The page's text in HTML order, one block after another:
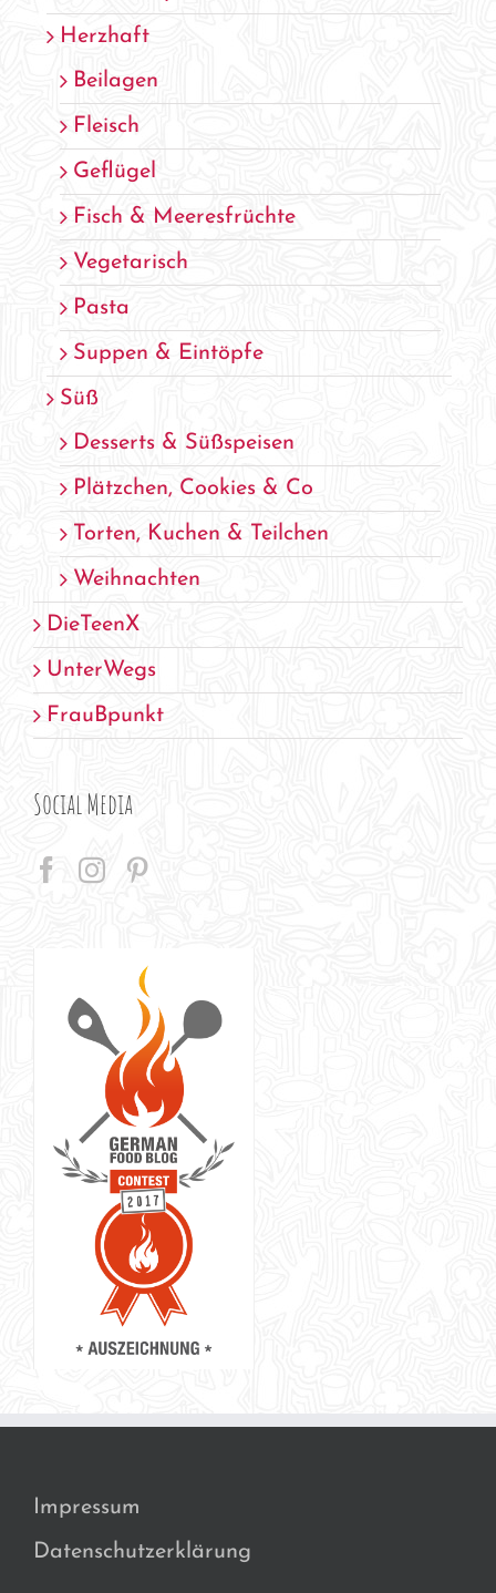
Herzhaft
Beilagen
Fleisch
Geflügel
Fisch & Meeresfrüchte
Vegetarisch
Pasta
Suppen & Eintöpfe
Süß
Desserts & Süßspeisen
Plätzchen, Cookies & Co
Torten, Kuchen & Teilchen
Weihnachten
DieTeenX
UnterWegs
FrauBpunkt
Social Media
Impressum
Datenschutzerklärung